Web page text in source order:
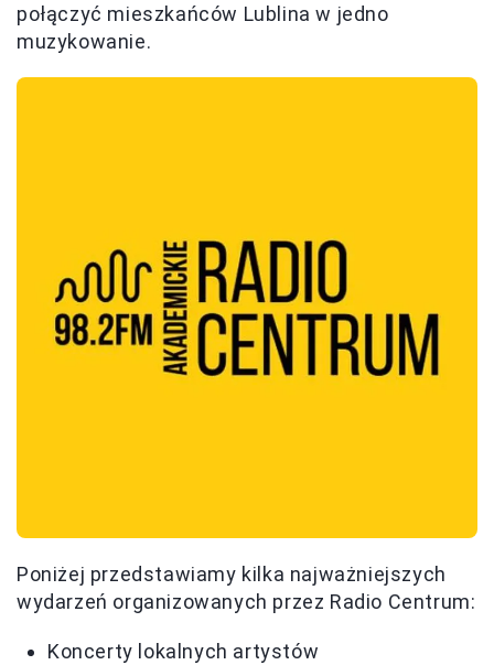
połączyć mieszkańców Lublina w jedno
muzykowanie.
Poniżej przedstawiamy kilka najważniejszych
wydarzeń organizowanych przez Radio Centrum:
Koncerty lokalnych artystów